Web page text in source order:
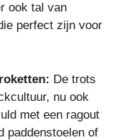
ook tal van
perfect zijn voor
De trots
nu ook
met een ragout
paddenstoelen of